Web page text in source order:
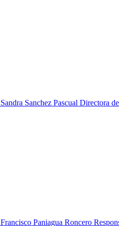
Sandra Sanchez Pascual Directora
Francisco Paniagua Roncero